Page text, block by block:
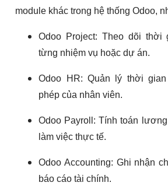
module khác trong hệ thống Odoo,
Odoo Project: Theo dõi thời
từng nhiệm vụ hoặc dự án.
Odoo HR: Quản lý thời
phép của nhân viên.
Odoo Payroll: Tính toán
làm việc thực tế.
Odoo Accounting: Ghi nhận
báo cáo tài chính.